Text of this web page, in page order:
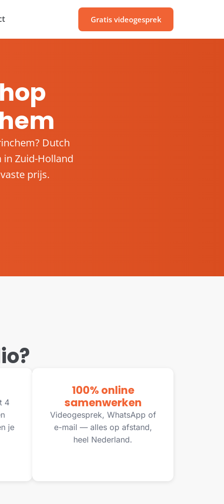
Gratis videogesprek
Dutch
in Zuid-Holland
prijs.
4
je
100% online
samenwerken
Videogesprek, WhatsApp of
e-mail — alles op afstand,
heel Nederland.